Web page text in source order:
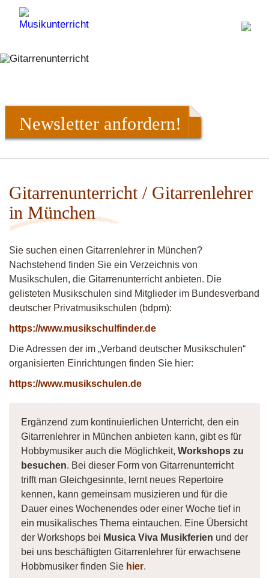
Newsletter anfordern!
Gitarrenunterricht / Gitarrenlehrer
in München
Sie suchen einen Gitarrenlehrer in München?
Nachstehend finden Sie ein Verzeichnis von
Musikschulen, die Gitarrenunterricht anbieten. Die
gelisteten Musikschulen sind Mitglieder im Bundesverband
deutscher Privatmusikschulen (bdpm):
https://www.musikschulfinder.de
Die Adressen der im „Verband deutscher Musikschulen“
organisierten Einrichtungen finden Sie hier:
https://www.musikschulen.de
Ergänzend zum kontinuierlichen Unterricht, den ein
Gitarrenlehrer in München anbieten kann, gibt es für
Hobbymusiker auch die Möglichkeit, Workshops zu
besuchen. Bei dieser Form von Gitarrenunterricht
trifft man Gleichgesinnte, lernt neues Repertoire
kennen, kann gemeinsam musizieren und für die
Dauer eines Wochenendes oder einer Woche tief in
ein musikalisches Thema eintauchen. Eine Übersicht
der Workshops bei Musica Viva Musikferien und der
bei uns beschäftigten Gitarrenlehrer für erwachsene
Hobbmusiker finden Sie hier.